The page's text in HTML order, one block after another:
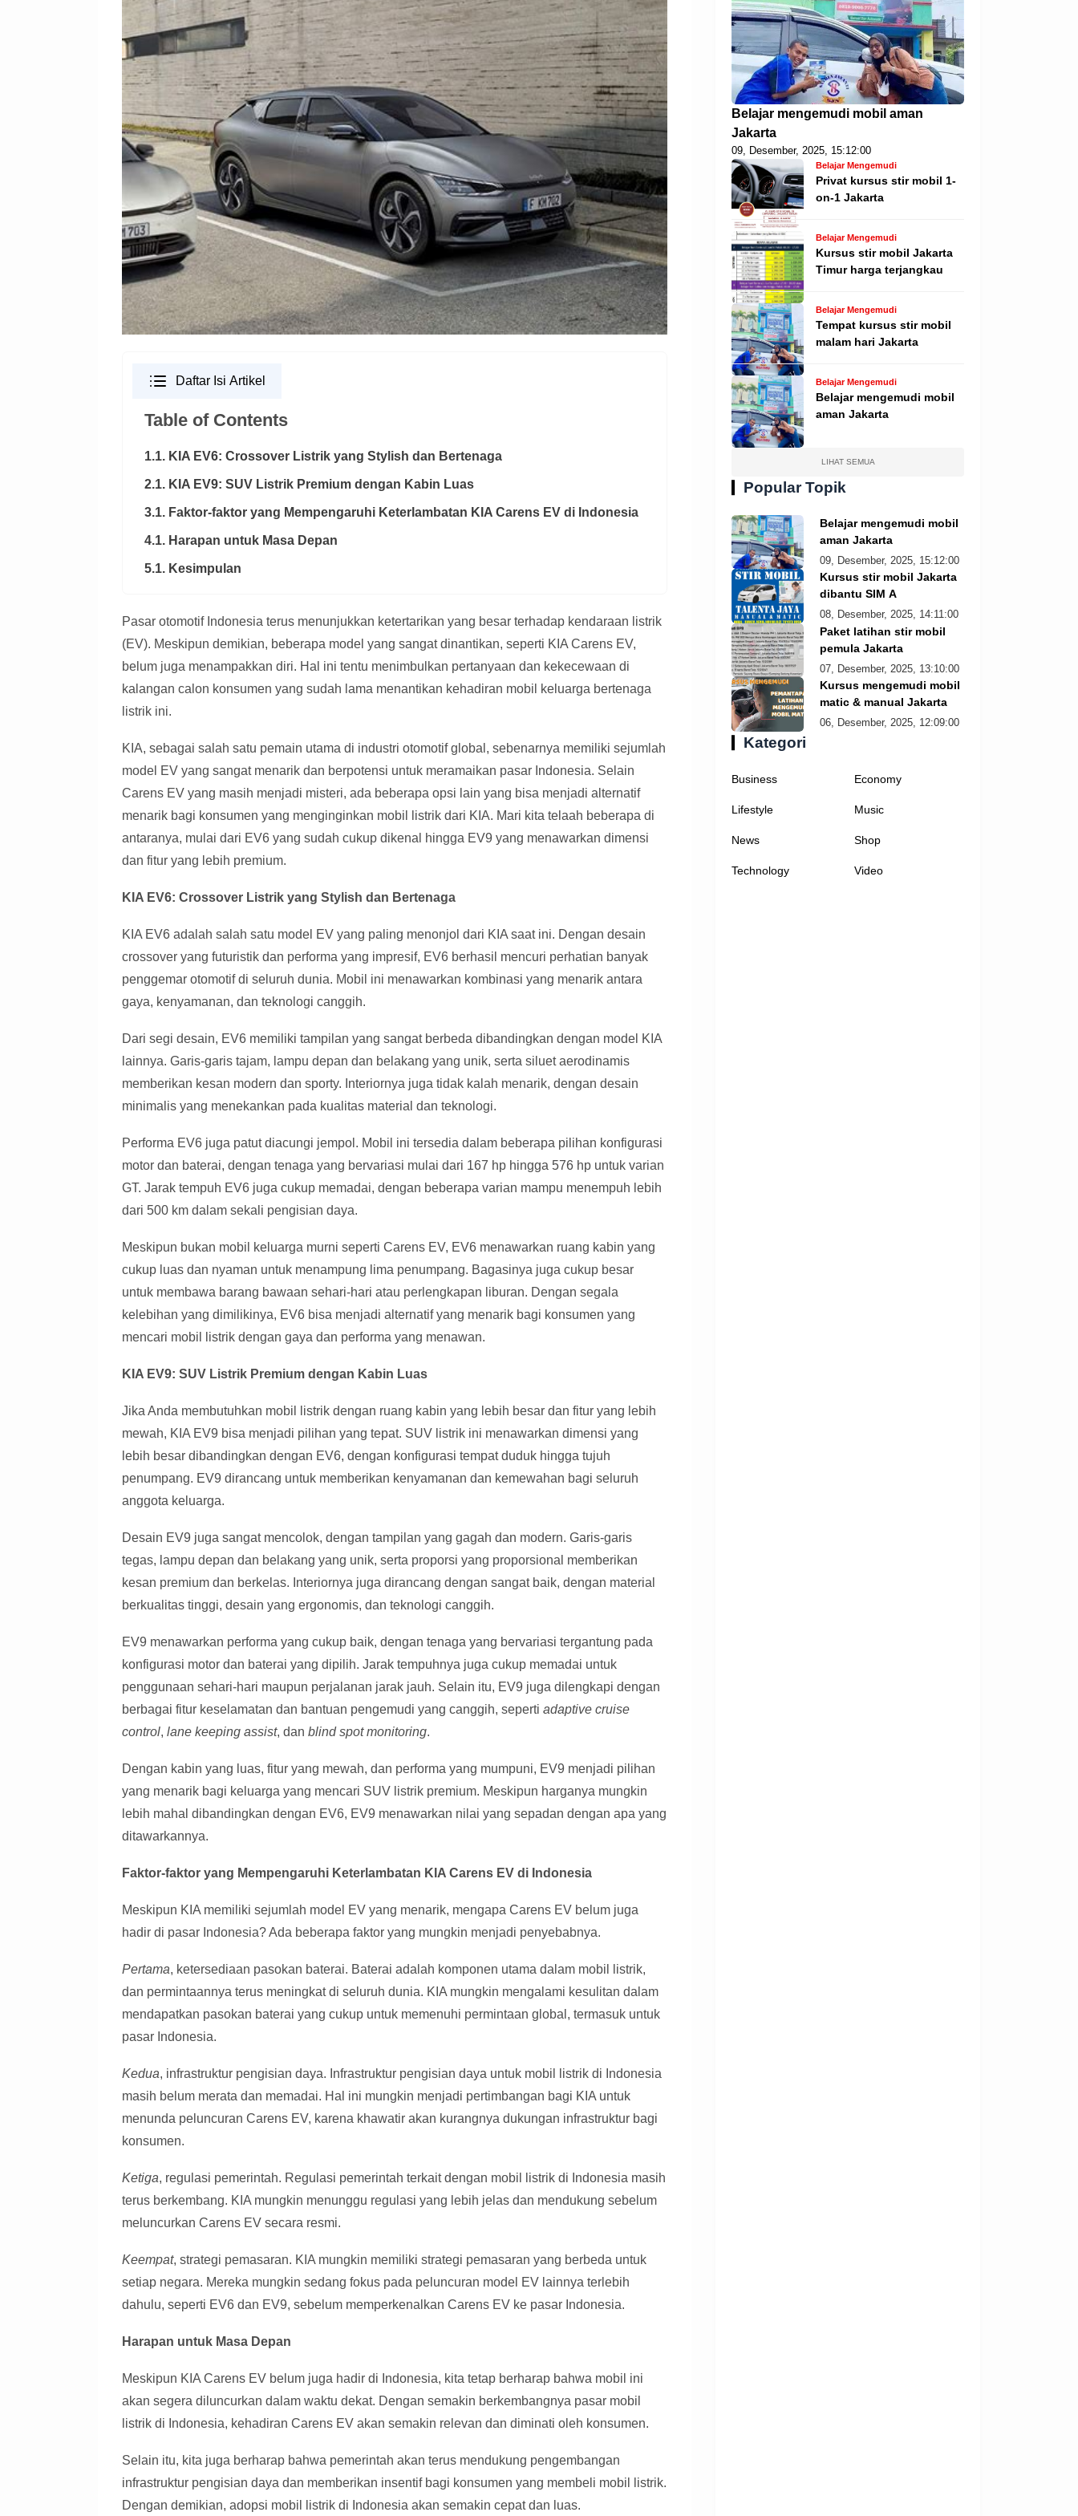
Daftar Isi Artikel
Table of Contents
1.1. KIA EV6: Crossover Listrik yang Stylish dan Bertenaga
2.1. KIA EV9: SUV Listrik Premium dengan Kabin Luas
3.1. Faktor-faktor yang Mempengaruhi Keterlambatan KIA Carens EV di Indonesia
4.1. Harapan untuk Masa Depan
5.1. Kesimpulan
Pasar otomotif Indonesia terus menunjukkan ketertarikan yang besar terhadap kendaraan listrik
(EV). Meskipun demikian, beberapa model yang sangat dinantikan, seperti KIA Carens EV,
belum juga menampakkan diri. Hal ini tentu menimbulkan pertanyaan dan kekecewaan di
kalangan calon konsumen yang sudah lama menantikan kehadiran mobil keluarga bertenaga
listrik ini.
KIA, sebagai salah satu pemain utama di industri otomotif global, sebenarnya memiliki sejumlah
model EV yang sangat menarik dan berpotensi untuk meramaikan pasar Indonesia. Selain
Carens EV yang masih menjadi misteri, ada beberapa opsi lain yang bisa menjadi alternatif
menarik bagi konsumen yang menginginkan mobil listrik dari KIA. Mari kita telaah beberapa di
antaranya, mulai dari EV6 yang sudah cukup dikenal hingga EV9 yang menawarkan dimensi
dan fitur yang lebih premium.
KIA EV6: Crossover Listrik yang Stylish dan Bertenaga
KIA EV6 adalah salah satu model EV yang paling menonjol dari KIA saat ini. Dengan desain
crossover yang futuristik dan performa yang impresif, EV6 berhasil mencuri perhatian banyak
penggemar otomotif di seluruh dunia. Mobil ini menawarkan kombinasi yang menarik antara
gaya, kenyamanan, dan teknologi canggih.
Dari segi desain, EV6 memiliki tampilan yang sangat berbeda dibandingkan dengan model KIA
lainnya. Garis-garis tajam, lampu depan dan belakang yang unik, serta siluet aerodinamis
memberikan kesan modern dan sporty. Interiornya juga tidak kalah menarik, dengan desain
minimalis yang menekankan pada kualitas material dan teknologi.
Performa EV6 juga patut diacungi jempol. Mobil ini tersedia dalam beberapa pilihan konfigurasi
motor dan baterai, dengan tenaga yang bervariasi mulai dari 167 hp hingga 576 hp untuk varian
GT. Jarak tempuh EV6 juga cukup memadai, dengan beberapa varian mampu menempuh lebih
dari 500 km dalam sekali pengisian daya.
Meskipun bukan mobil keluarga murni seperti Carens EV, EV6 menawarkan ruang kabin yang
cukup luas dan nyaman untuk menampung lima penumpang. Bagasinya juga cukup besar
untuk membawa barang bawaan sehari-hari atau perlengkapan liburan. Dengan segala
kelebihan yang dimilikinya, EV6 bisa menjadi alternatif yang menarik bagi konsumen yang
mencari mobil listrik dengan gaya dan performa yang menawan.
KIA EV9: SUV Listrik Premium dengan Kabin Luas
Jika Anda membutuhkan mobil listrik dengan ruang kabin yang lebih besar dan fitur yang lebih
mewah, KIA EV9 bisa menjadi pilihan yang tepat. SUV listrik ini menawarkan dimensi yang
lebih besar dibandingkan dengan EV6, dengan konfigurasi tempat duduk hingga tujuh
penumpang. EV9 dirancang untuk memberikan kenyamanan dan kemewahan bagi seluruh
anggota keluarga.
Desain EV9 juga sangat mencolok, dengan tampilan yang gagah dan modern. Garis-garis
tegas, lampu depan dan belakang yang unik, serta proporsi yang proporsional memberikan
kesan premium dan berkelas. Interiornya juga dirancang dengan sangat baik, dengan material
berkualitas tinggi, desain yang ergonomis, dan teknologi canggih.
EV9 menawarkan performa yang cukup baik, dengan tenaga yang bervariasi tergantung pada
konfigurasi motor dan baterai yang dipilih. Jarak tempuhnya juga cukup memadai untuk
penggunaan sehari-hari maupun perjalanan jarak jauh. Selain itu, EV9 juga dilengkapi dengan
berbagai fitur keselamatan dan bantuan pengemudi yang canggih, seperti adaptive cruise
control, lane keeping assist, dan blind spot monitoring.
Dengan kabin yang luas, fitur yang mewah, dan performa yang mumpuni, EV9 menjadi pilihan
yang menarik bagi keluarga yang mencari SUV listrik premium. Meskipun harganya mungkin
lebih mahal dibandingkan dengan EV6, EV9 menawarkan nilai yang sepadan dengan apa yang
ditawarkannya.
Faktor-faktor yang Mempengaruhi Keterlambatan KIA Carens EV di Indonesia
Meskipun KIA memiliki sejumlah model EV yang menarik, mengapa Carens EV belum juga
hadir di pasar Indonesia? Ada beberapa faktor yang mungkin menjadi penyebabnya.
Pertama, ketersediaan pasokan baterai. Baterai adalah komponen utama dalam mobil listrik,
dan permintaannya terus meningkat di seluruh dunia. KIA mungkin mengalami kesulitan dalam
mendapatkan pasokan baterai yang cukup untuk memenuhi permintaan global, termasuk untuk
pasar Indonesia.
Kedua, infrastruktur pengisian daya. Infrastruktur pengisian daya untuk mobil listrik di Indonesia
masih belum merata dan memadai. Hal ini mungkin menjadi pertimbangan bagi KIA untuk
menunda peluncuran Carens EV, karena khawatir akan kurangnya dukungan infrastruktur bagi
konsumen.
Ketiga, regulasi pemerintah. Regulasi pemerintah terkait dengan mobil listrik di Indonesia masih
terus berkembang. KIA mungkin menunggu regulasi yang lebih jelas dan mendukung sebelum
meluncurkan Carens EV secara resmi.
Keempat, strategi pemasaran. KIA mungkin memiliki strategi pemasaran yang berbeda untuk
setiap negara. Mereka mungkin sedang fokus pada peluncuran model EV lainnya terlebih
dahulu, seperti EV6 dan EV9, sebelum memperkenalkan Carens EV ke pasar Indonesia.
Harapan untuk Masa Depan
Meskipun KIA Carens EV belum juga hadir di Indonesia, kita tetap berharap bahwa mobil ini
akan segera diluncurkan dalam waktu dekat. Dengan semakin berkembangnya pasar mobil
listrik di Indonesia, kehadiran Carens EV akan semakin relevan dan diminati oleh konsumen.
Selain itu, kita juga berharap bahwa pemerintah akan terus mendukung pengembangan
infrastruktur pengisian daya dan memberikan insentif bagi konsumen yang membeli mobil listrik.
Dengan demikian, adopsi mobil listrik di Indonesia akan semakin cepat dan luas.
Belajar mengemudi mobil aman
Jakarta
09, Desember, 2025, 15:12:00
Belajar Mengemudi
Privat kursus stir mobil 1-
on-1 Jakarta
Belajar Mengemudi
Kursus stir mobil Jakarta
Timur harga terjangkau
Belajar Mengemudi
Tempat kursus stir mobil
malam hari Jakarta
Belajar Mengemudi
Belajar mengemudi mobil
aman Jakarta
LIHAT SEMUA
Popular Topik
Belajar mengemudi mobil
aman Jakarta
09, Desember, 2025, 15:12:00
Kursus stir mobil Jakarta
dibantu SIM A
08, Desember, 2025, 14:11:00
Paket latihan stir mobil
pemula Jakarta
07, Desember, 2025, 13:10:00
Kursus mengemudi mobil
matic & manual Jakarta
06, Desember, 2025, 12:09:00
Kategori
Business Economy
Lifestyle Music
News Shop
Technology Video